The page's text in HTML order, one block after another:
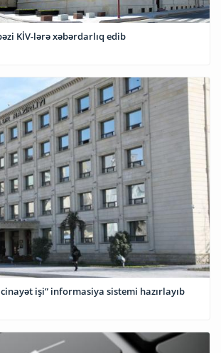
KİV-lərə xəbərdarlıq edib
işi” informasiya sistemi hazırlayıb